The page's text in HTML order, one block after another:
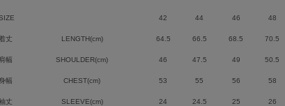
42 44 46 48
丈 LENGTH(cm) 64.5 66.5 68.5 70.5
肩幅 SHOULDER(cm) 46 47.5 49 50.5
幅 CHEST(cm) 53 55 56 58
丈 SLEEVE(cm) 24 24.5 25 26